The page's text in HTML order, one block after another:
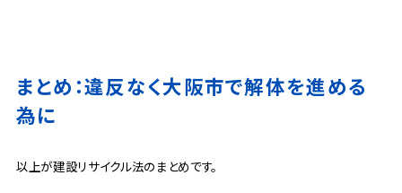
まとめ：違反なく大阪市で解体を進める
為に
以上が建設リサイクル法のまとめです。